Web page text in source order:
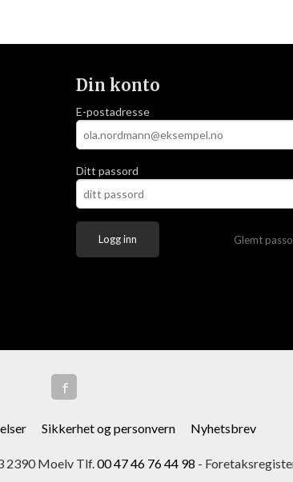
Din konto
E-postadresse
Ditt passord
Glemt
Sikkerhet og personvern Nyhetsbrev
2390 Moelv Tlf. 00 47 46 76 44 98 -